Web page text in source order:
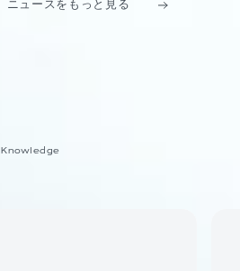
ニュースをもっと見る
Knowledge